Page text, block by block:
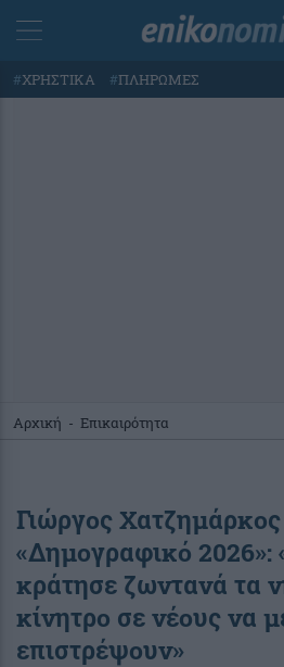
#ΧΡΗΣΤΙΚΑ #ΠΛΗΡΩΜΕΣ
Αρχική - Επικαιρότητα
Γιώργος
«Δημογραφικό 2026»:
κράτησε ζωντανά τα
κίνητρο σε νέους να
επιστρέψουν»